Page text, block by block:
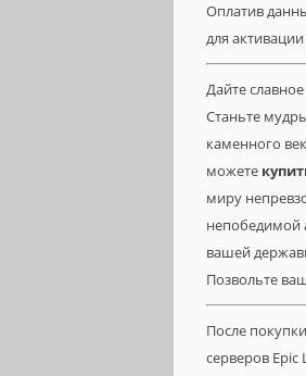
Оплатив
для
Дайте
Станьте
каменного
можете
миру
непобедимой
вашей
Позвольте
После
серверов Epic